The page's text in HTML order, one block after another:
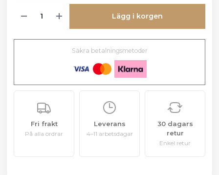
Lägg i korgen
Säkra betalningsmetoder
Fri frakt
På alla ordrar
Leverans
4–11 arbetsdagar
30 dagars
retur
Enkel retur